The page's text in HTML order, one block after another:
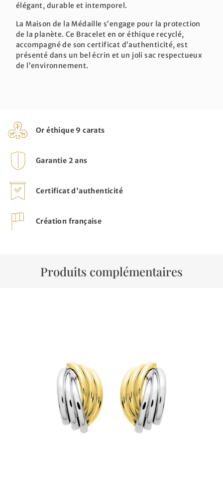
élégant, durable et intemporel.
La Maison de la Médaille s’engage pour la protection
de la planète. Ce Bracelet en or éthique recyclé,
accompagné de son certificat d’authenticité, est
présenté dans un bel écrin et un joli sac respectueux
de l’environnement.
Or éthique 9 carats
Garantie 2 ans
Certificat d'authenticité
Création française
Produits complémentaires